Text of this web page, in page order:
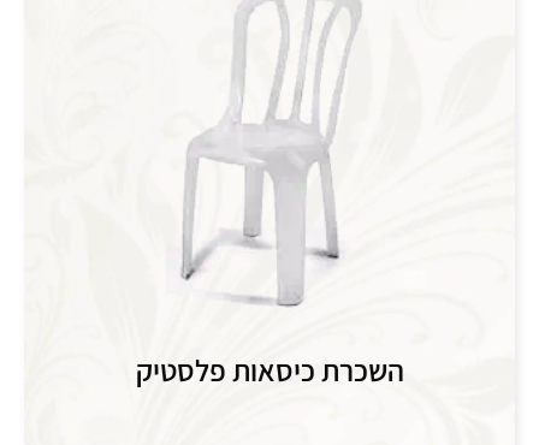
השכרת כיסאות פלסטיק